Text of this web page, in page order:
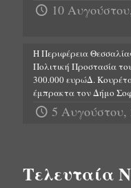
10
Η Περιφέρεια
Πολιτική Προστασία
300.000 ευρώΔ.
έμπρακτα τον Δήμο
5 Αυγούστου,
Τελευταία